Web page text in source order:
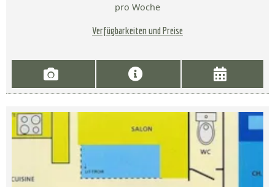
pro Woche
Verfügbarkeiten und Preise